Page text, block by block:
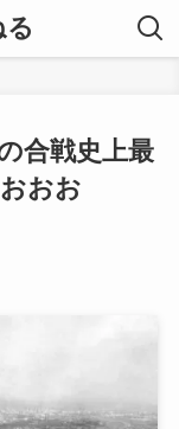
合戦史上最
おお